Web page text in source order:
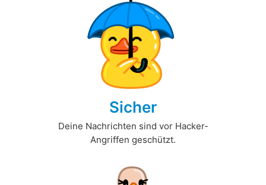
Sicher
Deine Nachrichten sind vor Hacker-
Angriffen geschützt.